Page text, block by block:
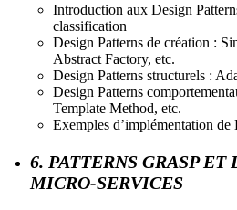
Introduction aux Design
classification
Design Patterns de création :
Abstract Factory, etc.
Design Patterns structurels :
Design Patterns
Template Method, etc.
Exemples d’implémentation
6. PATTERNS GRASP ET
MICRO-SERVICES